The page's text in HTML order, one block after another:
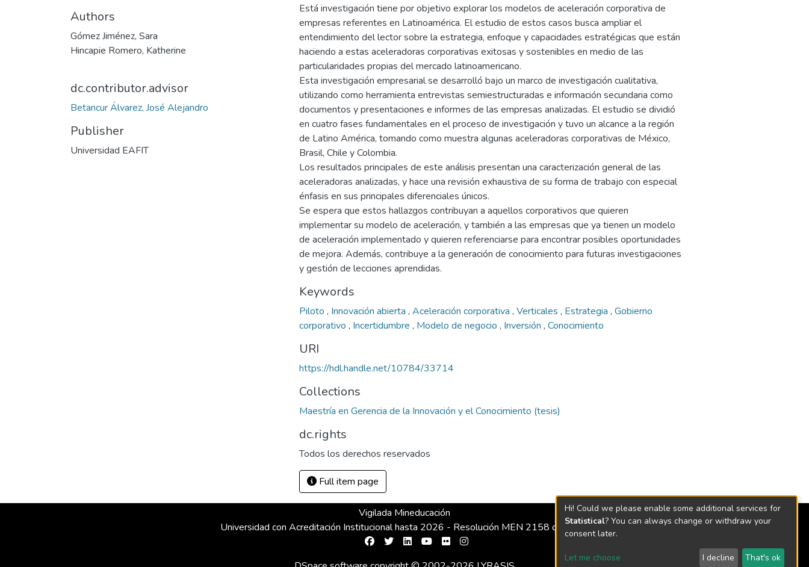
Authors
Gómez Jiménez, Sara
Hincapie Romero, Katherine
dc.contributor.advisor
Betancur Álvarez, José Alejandro
Publisher
Universidad EAFIT
Está investigación tiene por objetivo explorar los modelos de aceleración corporativa de
empresas referentes en Latinoamérica. El estudio de estos casos busca ampliar el
entendimiento del lector sobre la estrategia, enfoque y capacidades estratégicas que están
haciendo a estas aceleradoras corporativas exitosas y sostenibles en medio de las
particularidades propias del mercado latinoamericano.
Esta investigación empresarial se desarrolló bajo un marco de investigación cualitativa,
utilizando como herramienta entrevistas semiestructuradas e información secundaria como
documentos y presentaciones e informes de las empresas analizadas. El estudio se dividió
en cuatro fases fundamentales en el proceso de investigación y tuvo un alcance a la región
de Latino América, tomando como muestra algunas aceleradoras corporativas de México,
Brasil, Chile y Colombia.
Los resultados principales de este análisis presentan una caracterización general de las
aceleradoras analizadas, y hace una revisión exhaustiva de su forma de trabajo con especial
énfasis en sus principales diferenciales únicos.
Se espera que estos hallazgos contribuyan a aquellos corporativos que quieren
implementar su modelo de aceleración, y también a las empresas que ya tienen un modelo
de aceleración implementado y quieren referenciarse para encontrar posibles oportunidades
de mejora. Además, contribuye a la generación de conocimiento para futuras investigaciones
y gestión de lecciones aprendidas.
Keywords
Piloto , Innovación abierta , Aceleración corporativa , Verticales , Estrategia , Gobierno
corporativo , Incertidumbre , Modelo de negocio , Inversión , Conocimiento
URI
https://hdl.handle.net/10784/33714
Collections
Maestría en Gerencia de la Innovación y el Conocimiento (tesis)
dc.rights
Todos los derechos reservados
Full item page
Vigilada Mineducación
Universidad con Acreditación Institucional hasta 2026 - Resolución MEN 2158 de 2018
Hi! Could we please enable some additional services for
Statistical? You can always change or withdraw your
consent later.
Let me choose I decline That's ok